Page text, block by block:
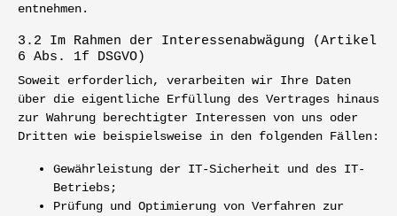
entnehmen.
3.2 Im Rahmen der Interessenabwägung (Artikel
6 Abs. 1f DSGVO)
Soweit erforderlich, verarbeiten wir Ihre Daten
über die eigentliche Erfüllung des Vertrages hinaus
zur Wahrung berechtigter Interessen von uns oder
Dritten wie beispielsweise in den folgenden Fällen:
Gewährleistung der IT-Sicherheit und des IT-
Betriebs;
Prüfung und Optimierung von Verfahren zur